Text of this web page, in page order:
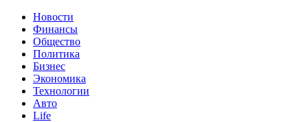
Новости
Финансы
Общество
Политика
Бизнес
Экономика
Технологии
Авто
Life